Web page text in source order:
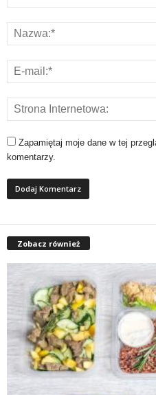
Zapamiętaj moje dane w tej
komentarzy.
Zobacz również